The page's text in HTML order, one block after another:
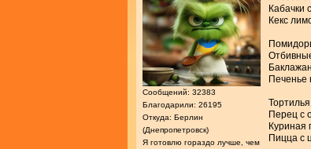
Сообщений: 32383
Благодарили: 26195
Откуда: Берлин
(Днепропетровск)
Я готовлю гораздо лучше, чем
Кабачки
Кекс
Печенье
Перец с
Куриная
Пицца с